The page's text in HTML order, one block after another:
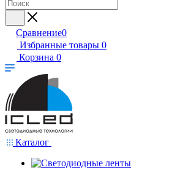
Сравнение0
Избранные товары 0
Корзина 0
Каталог